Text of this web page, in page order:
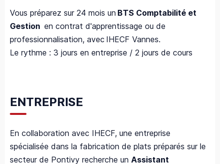
Vous préparez sur 24 mois un BTS Comptabilité et
Gestion en contrat d'apprentissage ou de
professionnalisation, avec IHECF Vannes.
Le rythme : 3 jours en entreprise / 2 jours de cours
ENTREPRISE
En collaboration avec IHECF, une entreprise
spécialisée dans la fabrication de plats préparés sur le
secteur de Pontivy recherche un Assistant